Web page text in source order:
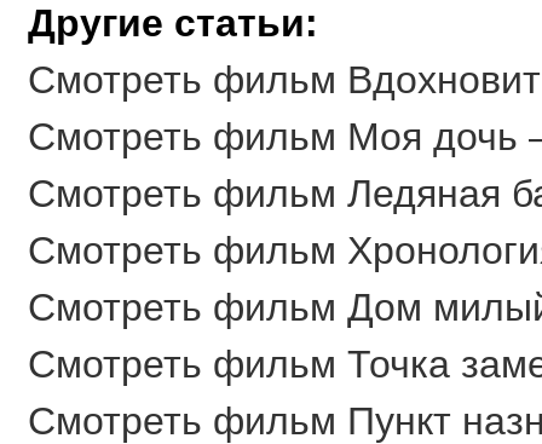
Другие статьи:
Смотреть фильм
Смотреть фильм Моя дочь
Смотреть фильм Ледяная
Смотреть фильм
Смотреть фильм Дом
Смотреть фильм Точка
Смотреть фильм Пункт